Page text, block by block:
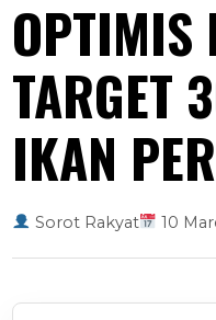
OPTIMIS
TARGET
IKAN
Sorot Rakyat 10